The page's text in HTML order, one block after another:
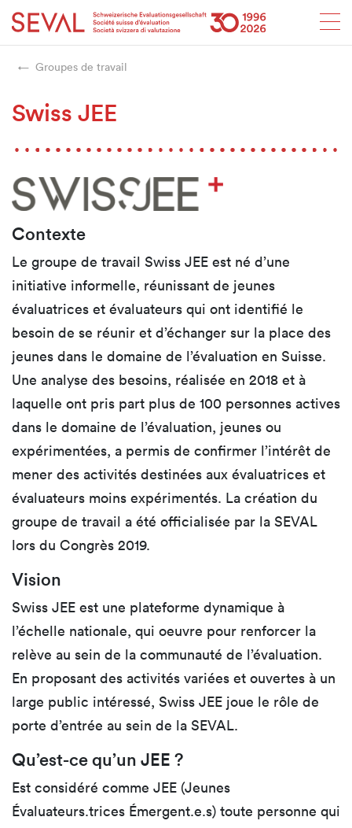
Startseite
Weiter zur Hauptnavigation
Weiter zum Inhalt
Weiter zur Kontaktseite
Weiter zur Sitemap
Weiter zur Suche
Weiter zum Login SEVAL
Groupes de travail
Swiss JEE
Contexte
Le groupe de travail Swiss JEE est né d’une
initiative informelle, réunissant de jeunes
évaluatrices et évaluateurs qui ont identifié le
besoin de se réunir et d’échanger sur la place des
jeunes dans le domaine de l’évaluation en Suisse.
Une analyse des besoins, réalisée en 2018 et à
laquelle ont pris part plus de 100 personnes actives
dans le domaine de l’évaluation, jeunes ou
expérimentées, a permis de confirmer l’intérêt de
mener des activités destinées aux évaluatrices et
évaluateurs moins expérimentés. La création du
groupe de travail a été officialisée par la SEVAL
lors du Congrès 2019.
Vision
Swiss JEE est une plateforme dynamique à
l’échelle nationale, qui oeuvre pour renforcer la
relève au sein de la communauté de l’évaluation.
En proposant des activités variées et ouvertes à un
large public intéressé, Swiss JEE joue le rôle de
porte d’entrée au sein de la SEVAL.
Qu’est-ce qu’un JEE ?
Est considéré comme JEE (Jeunes
Évaluateurs.trices Émergent.e.s) toute personne qui